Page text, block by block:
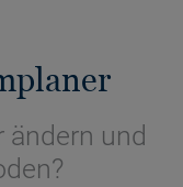
ändern und